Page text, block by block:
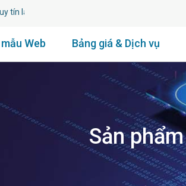
năm.
Web Bảng giá & Dịch vụ
Sản phẩm